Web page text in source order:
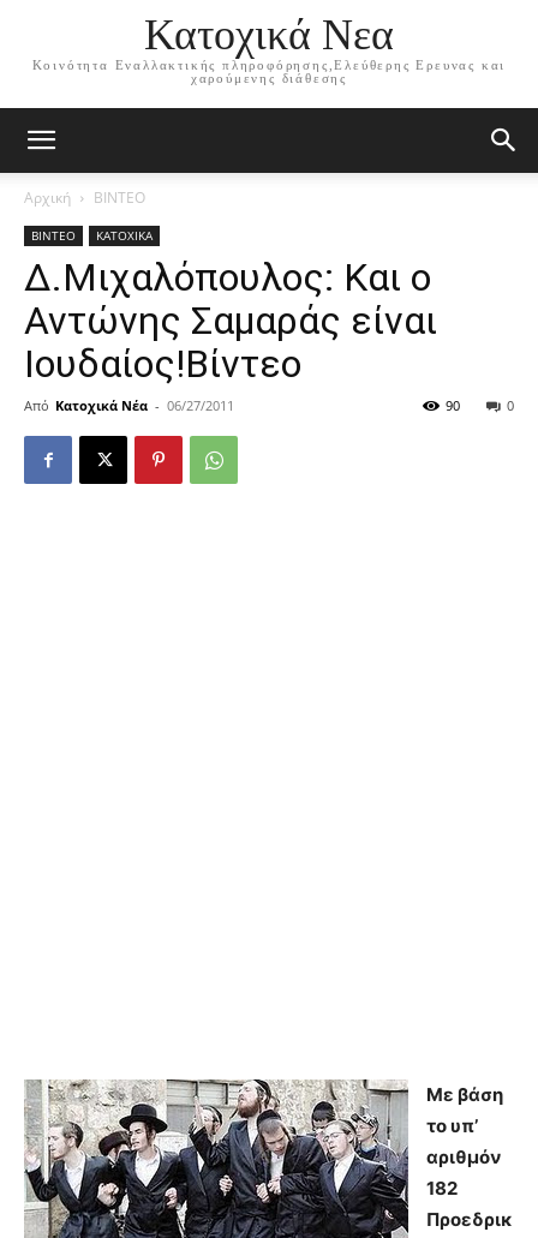
Κατοχικά Νεα
Κοινότητα Εναλλακτικής πληροφόρησης,Ελεύθερης Ερευνας και
χαρούμενης διάθεσης
Αρχική ΒΙΝΤΕΟ
ΒΙΝΤΕΟ ΚΑΤΟΧΙΚΑ
Δ.Μιχαλόπουλος: Και ο
Αντώνης Σαμαράς είναι
Ιουδαίος!Βίντεο
Από Κατοχικά Νέα - 06/27/2011 0
90
Με βάση
το υπ’
αριθμόν
182
Προεδρικ